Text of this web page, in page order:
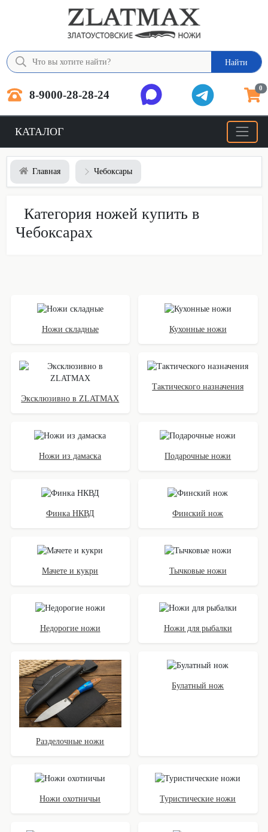
Найти
8-9000-28-28-24 0
КАТАЛОГ
Главная Чебоксары
Категория ножей купить в
Чебоксарах
Ножи складные Кухонные ножи
Эксклюзивно в ZLATMAX
Тактического назначения
Ножи из дамаска Подарочные ножи
Финка НКВД Финский нож
Мачете и кукри Тычковые ножи
Недорогие ножи Ножи для рыбалки
Разделочные ножи
Булатный нож
Ножи охотничьи Туристические ножи